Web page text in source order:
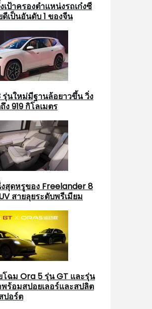
เป้าครองตำแหน่งรถเก๋งซี
เป็นอันดับ 1 ของจีน
รุ่นใหม่มีฐานล้อยาวขึ้น วิ่ง
ง 919 กิโลเมตร
งสุดหรูของ Freelander 8
สายลุยระดับพรีเมียม
โฉม Ora 5 รุ่น GT และรุ่น
ร้อมสปอยเลอร์และสปลิต
ปอร์ต